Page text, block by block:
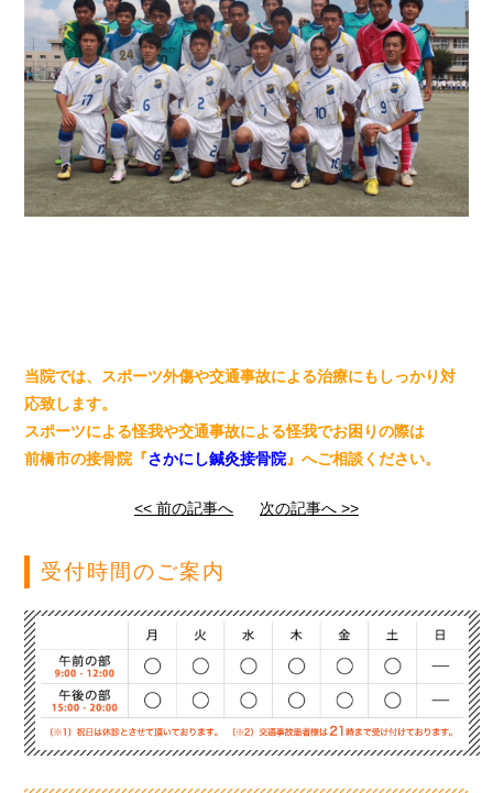
当院では、スポーツ外傷や交通事故による治療にもしっかり対
応致します。
スポーツによる怪我や交通事故による怪我でお困りの際は
前橋市の接骨院『さかにし鍼灸接骨院』へご相談ください。
<< 前の記事へ 次の記事へ >>
受付時間のご案内